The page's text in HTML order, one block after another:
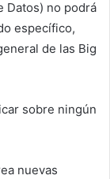
Datos) no podrá
específico,
de las Big
sobre ningún
nuevas